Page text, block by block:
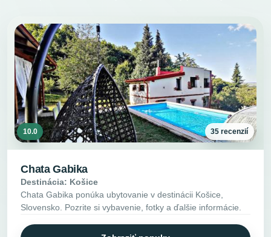
10.0 35 recenzií
Chata Gabika
Destinácia: Košice
Chata Gabika ponúka ubytovanie v destinácii Košice,
Slovensko. Pozrite si vybavenie, fotky a ďalšie informácie.